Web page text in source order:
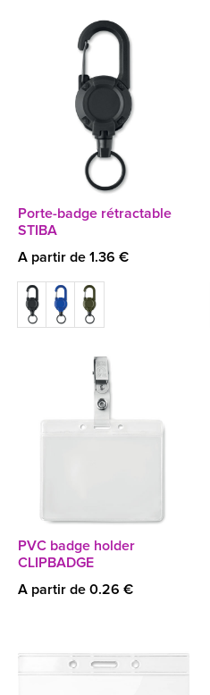
Porte-badge rétractable
STIBA
A partir de 1.36 €
PVC badge holder
CLIPBADGE
A partir de 0.26 €